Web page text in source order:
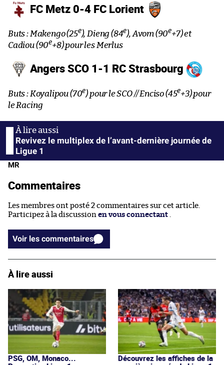
FC Metz 0-4 FC Lorient
Buts : Makengo (25e), Dieng (84e), Avom (90e+7) et
Cadiou (90e+8) pour les Merlus
Angers SCO 1-1 RC Strasbourg
Buts : Koyalipou (70e) pour le SCO // Enciso (45e+3) pour
le Racing
Revivez le multiplex de l’avant-dernière journée de
Ligue 1
MR
Commentaires
Les membres ont posté 2 commentaires sur cet article.
Participez à la discussion en vous connectant .
Voir les commentaires
À lire aussi
PSG, OM, Monaco...
Découvrez les affiches de la